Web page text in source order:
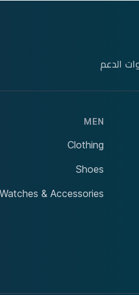
الدعم
MEN
Clothing
Shoes
Watches & Accessories